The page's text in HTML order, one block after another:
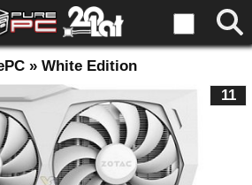
» White Edition
11